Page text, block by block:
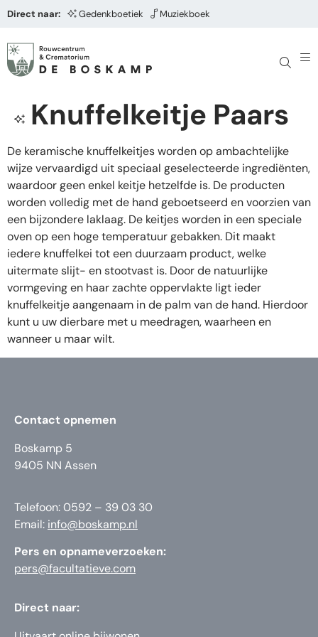
Direct naar: Gedenkboetiek Muziekboek
Knuffelkeitje Paars
De keramische knuffelkeitjes worden op ambachtelijke
wijze vervaardigd uit speciaal geselecteerde ingrediënten,
waardoor geen enkel keitje hetzelfde is. De producten
worden volledig met de hand geboetseerd en voorzien van
een bijzondere laklaag. De keitjes worden in een speciale
oven op een hoge temperatuur gebakken. Dit maakt
iedere knuffelkei tot een duurzaam product, welke
uitermate slijt- en stootvast is. Door de natuurlijke
vormgeving en haar zachte oppervlakte ligt ieder
knuffelkeitje aangenaam in de palm van de hand. Hierdoor
kunt u uw dierbare met u meedragen, waarheen en
wanneer u maar wilt.
Contact opnemen
Boskamp 5
9405 NN Assen
Telefoon: 0592 – 39 03 30
Email: info@boskamp.nl
Pers en opnameverzoeken:
pers@facultatieve.com
Direct naar: